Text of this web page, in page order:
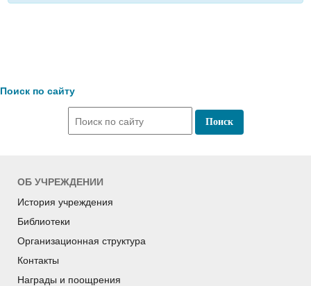
Поиск по сайту
ОБ УЧРЕЖДЕНИИ
История учреждения
Библиотеки
Организационная структура
Контакты
Награды и поощрения